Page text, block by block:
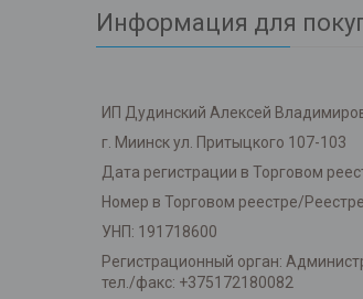
Информация для
ИП Дудинский Алексей
г. Миинск ул. Притыцкого 107-103
Дата регистрации в Торговом
Номер в Торговом реестре/
УНП: 191718600
Регистрационный орган:
тел./факс: +375172180082